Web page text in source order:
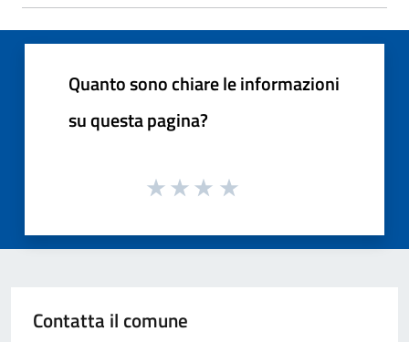
Quanto sono chiare le informazioni
su questa pagina?
Contatta il comune